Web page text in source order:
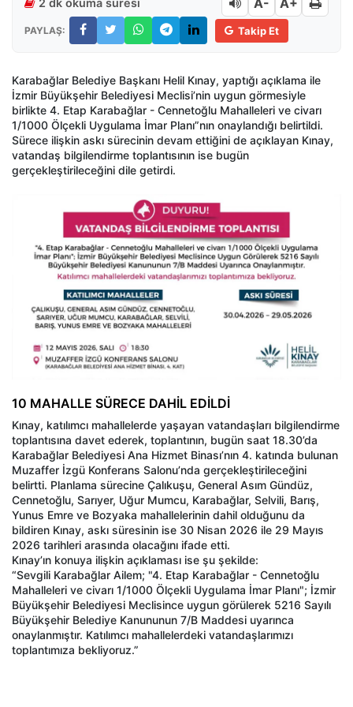
2 dk okuma süresi A- A+
PAYLAŞ: Takip Et
Karabağlar Belediye Başkanı Helil Kınay, yaptığı açıklama ile
İzmir Büyükşehir Belediyesi Meclisi’nin uygun görmesiyle
birlikte 4. Etap Karabağlar - Cennetoğlu Mahalleleri ve civarı
1/1000 Ölçekli Uygulama İmar Planı”nın onaylandığı belirtildi.
Sürece ilişkin askı sürecinin devam ettiğini de açıklayan Kınay,
vatandaş bilgilendirme toplantısının ise bugün
gerçekleştirileceğini dile getirdi.
10 MAHALLE SÜRECE DAHİL EDİLDİ
Kınay, katılımcı mahallelerde yaşayan vatandaşları bilgilendirme
toplantısına davet ederek, toplantının, bugün saat 18.30’da
Karabağlar Belediyesi Ana Hizmet Binası’nın 4. katında bulunan
Muzaffer İzgü Konferans Salonu’nda gerçekleştirileceğini
belirtti. Planlama sürecine Çalıkuşu, General Asım Gündüz,
Cennetoğlu, Sarıyer, Uğur Mumcu, Karabağlar, Selvili, Barış,
Yunus Emre ve Bozyaka mahallelerinin dahil olduğunu da
bildiren Kınay, askı süresinin ise 30 Nisan 2026 ile 29 Mayıs
2026 tarihleri arasında olacağını ifade etti.
Kınay’ın konuya ilişkin açıklaması ise şu şekilde:
“Sevgili Karabağlar Ailem; "4. Etap Karabağlar - Cennetoğlu
Mahalleleri ve civarı 1/1000 Ölçekli Uygulama İmar Planı"; İzmir
Büyükşehir Belediyesi Meclisince uygun görülerek 5216 Sayılı
Büyükşehir Belediye Kanununun 7/B Maddesi uyarınca
onaylanmıştır. Katılımcı mahallelerdeki vatandaşlarımızı
toplantımıza bekliyoruz.”